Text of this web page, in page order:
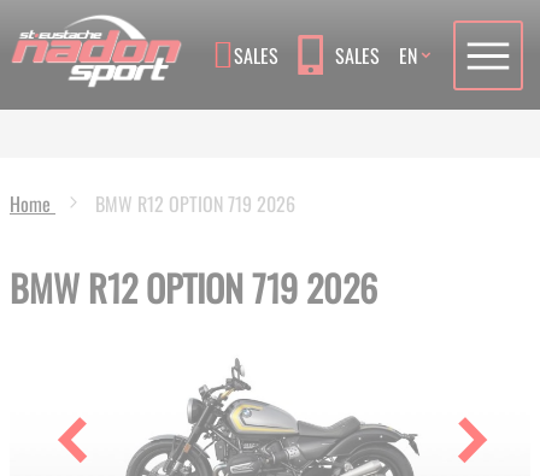
SALES SALES Language
EN
Home BMW R12 OPTION 719 2026
BMW R12 OPTION 719 2026